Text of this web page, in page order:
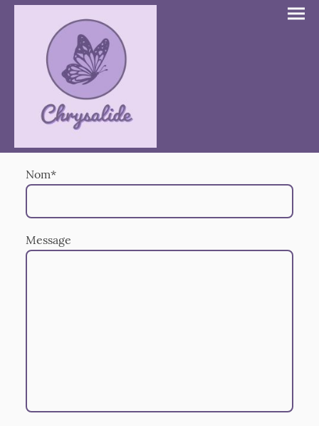
Nom*
Message